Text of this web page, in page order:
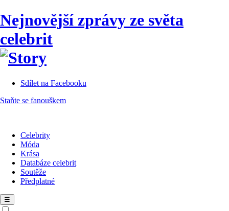
Nejnovější zprávy ze světa
celebrit
Sdílet na Facebooku
Staňte se fanouškem
Celebrity
Móda
Krása
Databáze celebrit
Soutěže
Předplatné
☰